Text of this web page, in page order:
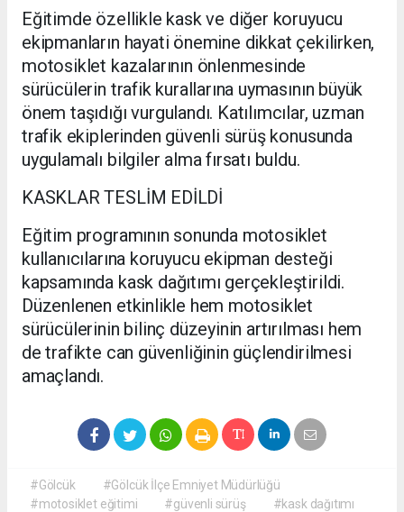
Eğitimde özellikle kask ve diğer koruyucu
ekipmanların hayati önemine dikkat çekilirken,
motosiklet kazalarının önlenmesinde
sürücülerin trafik kurallarına uymasının büyük
önem taşıdığı vurgulandı. Katılımcılar, uzman
trafik ekiplerinden güvenli sürüş konusunda
uygulamalı bilgiler alma fırsatı buldu.
KASKLAR TESLİM EDİLDİ
Eğitim programının sonunda motosiklet
kullanıcılarına koruyucu ekipman desteği
kapsamında kask dağıtımı gerçekleştirildi.
Düzenlenen etkinlikle hem motosiklet
sürücülerinin bilinç düzeyinin artırılması hem
de trafikte can güvenliğinin güçlendirilmesi
amaçlandı.
#Gölcük
#Gölcük İlçe Emniyet Müdürlüğü
#motosiklet eğitimi
#güvenli sürüş
#kask dağıtımı